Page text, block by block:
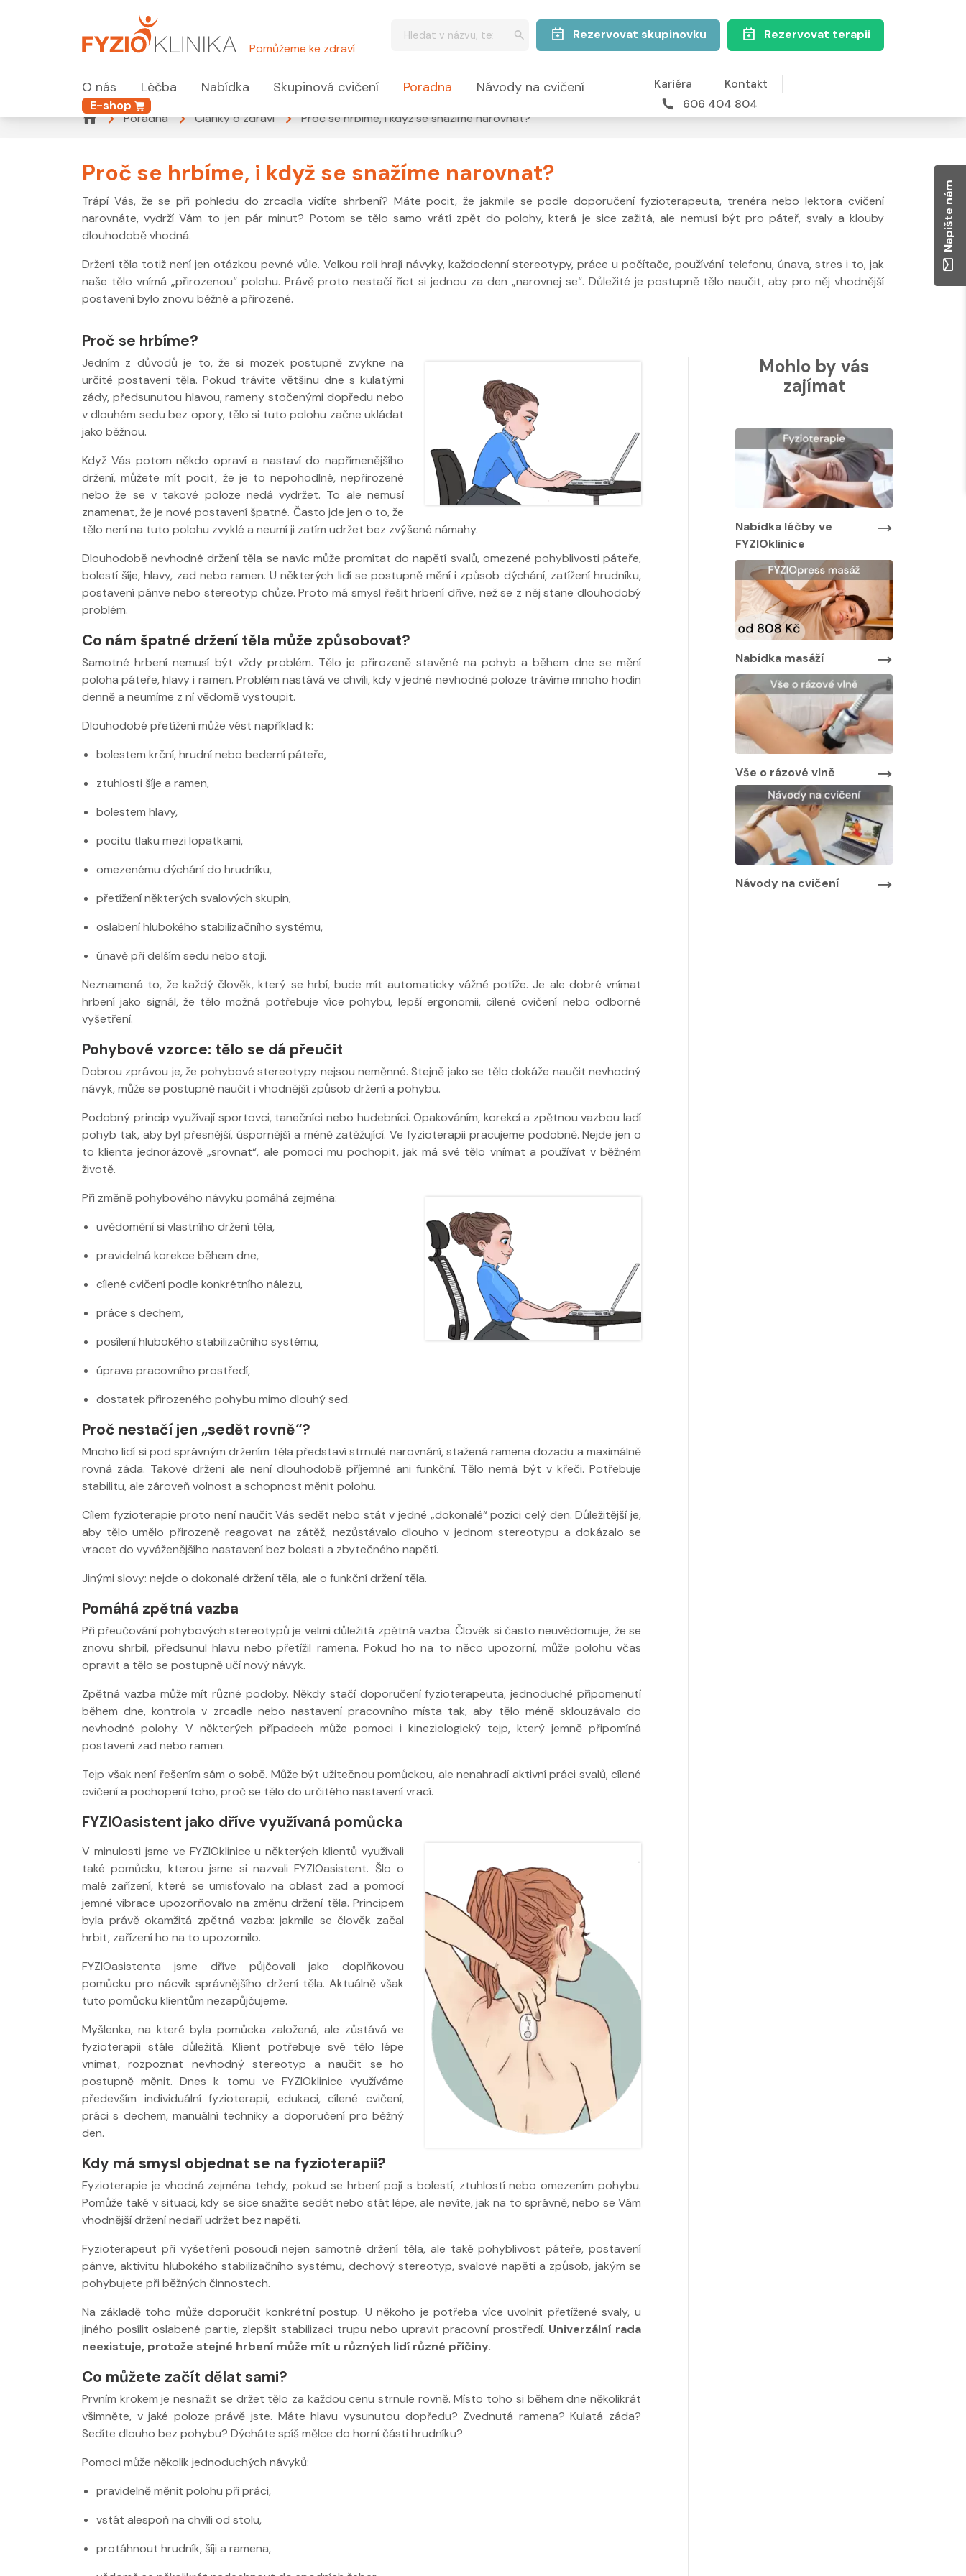
Pomůžeme ke zdraví
Rezervovat skupinovku Rezervovat terapii
O nás Léčba Nabídka Skupinová cvičení Poradna Návody na cvičení
E-shop
Kariéra
Kontakt
606 404 804
Poradna
Články o zdraví Proč se hrbíme, i když se snažíme narovnat?
Proč se hrbíme, i když se snažíme narovnat?
Trápí Vás, že se při pohledu do zrcadla vidíte shrbení? Máte pocit, že jakmile se podle doporučení fyzioterapeuta, trenéra nebo lektora cvičení
narovnáte, vydrží Vám to jen pár minut? Potom se tělo samo vrátí zpět do polohy, která je sice zažitá, ale nemusí být pro páteř, svaly a klouby
dlouhodobě vhodná.
Držení těla totiž není jen otázkou pevné vůle. Velkou roli hrají návyky, každodenní stereotypy, práce u počítače, používání telefonu, únava, stres i to, jak
naše tělo vnímá „přirozenou“ polohu. Právě proto nestačí říct si jednou za den „narovnej se“. Důležité je postupně tělo naučit, aby pro něj vhodnější
postavení bylo znovu běžné a přirozené.
Proč se hrbíme?
Jedním z důvodů je to, že si mozek postupně zvykne na
určité postavení těla. Pokud trávíte většinu dne s kulatými
zády, předsunutou hlavou, rameny stočenými dopředu nebo
v dlouhém sedu bez opory, tělo si tuto polohu začne ukládat
jako běžnou.
Když Vás potom někdo opraví a nastaví do napřímenějšího
držení, můžete mít pocit, že je to nepohodlné, nepřirozené
nebo že se v takové poloze nedá vydržet. To ale nemusí
znamenat, že je nové postavení špatné. Často jde jen o to, že
tělo není na tuto polohu zvyklé a neumí ji zatím udržet bez zvýšené námahy.
Dlouhodobě nevhodné držení těla se navíc může promítat do napětí svalů, omezené pohyblivosti páteře,
bolestí šíje, hlavy, zad nebo ramen. U některých lidí se postupně mění i způsob dýchání, zatížení hrudníku,
postavení pánve nebo stereotyp chůze. Proto má smysl řešit hrbení dříve, než se z něj stane dlouhodobý
problém.
Co nám špatné držení těla může způsobovat?
Samotné hrbení nemusí být vždy problém. Tělo je přirozeně stavěné na pohyb a během dne se mění
poloha páteře, hlavy i ramen. Problém nastává ve chvíli, kdy v jedné nevhodné poloze trávíme mnoho hodin
denně a neumíme z ní vědomě vystoupit.
Dlouhodobé přetížení může vést například k:
bolestem krční, hrudní nebo bederní páteře,
ztuhlosti šíje a ramen,
bolestem hlavy,
pocitu tlaku mezi lopatkami,
omezenému dýchání do hrudníku,
přetížení některých svalových skupin,
oslabení hlubokého stabilizačního systému,
únavě při delším sedu nebo stoji.
Neznamená to, že každý člověk, který se hrbí, bude mít automaticky vážné potíže. Je ale dobré vnímat
hrbení jako signál, že tělo možná potřebuje více pohybu, lepší ergonomii, cílené cvičení nebo odborné
vyšetření.
Pohybové vzorce: tělo se dá přeučit
Dobrou zprávou je, že pohybové stereotypy nejsou neměnné. Stejně jako se tělo dokáže naučit nevhodný
návyk, může se postupně naučit i vhodnější způsob držení a pohybu.
Podobný princip využívají sportovci, tanečníci nebo hudebníci. Opakováním, korekcí a zpětnou vazbou ladí
pohyb tak, aby byl přesnější, úspornější a méně zatěžující. Ve fyzioterapii pracujeme podobně. Nejde jen o
to klienta jednorázově „srovnat“, ale pomoci mu pochopit, jak má své tělo vnímat a používat v běžném
životě.
Při změně pohybového návyku pomáhá zejména:
uvědomění si vlastního držení těla,
pravidelná korekce během dne,
cílené cvičení podle konkrétního nálezu,
práce s dechem,
posílení hlubokého stabilizačního systému,
úprava pracovního prostředí,
dostatek přirozeného pohybu mimo dlouhý sed.
Proč nestačí jen „sedět rovně“?
Mnoho lidí si pod správným držením těla představí strnulé narovnání, stažená ramena dozadu a maximálně
rovná záda. Takové držení ale není dlouhodobě příjemné ani funkční. Tělo nemá být v křeči. Potřebuje
stabilitu, ale zároveň volnost a schopnost měnit polohu.
Cílem fyzioterapie proto není naučit Vás sedět nebo stát v jedné „dokonalé“ pozici celý den. Důležitější je,
aby tělo umělo přirozeně reagovat na zátěž, nezůstávalo dlouho v jednom stereotypu a dokázalo se
vracet do vyváženějšího nastavení bez bolesti a zbytečného napětí.
Jinými slovy: nejde o dokonalé držení těla, ale o funkční držení těla.
Pomáhá zpětná vazba
Při přeučování pohybových stereotypů je velmi důležitá zpětná vazba. Člověk si často neuvědomuje, že se
znovu shrbil, předsunul hlavu nebo přetížil ramena. Pokud ho na to něco upozorní, může polohu včas
opravit a tělo se postupně učí nový návyk.
Zpětná vazba může mít různé podoby. Někdy stačí doporučení fyzioterapeuta, jednoduché připomenutí
během dne, kontrola v zrcadle nebo nastavení pracovního místa tak, aby tělo méně sklouzávalo do
nevhodné polohy. V některých případech může pomoci i kineziologický tejp, který jemně připomíná
postavení zad nebo ramen.
Tejp však není řešením sám o sobě. Může být užitečnou pomůckou, ale nenahradí aktivní práci svalů, cílené
cvičení a pochopení toho, proč se tělo do určitého nastavení vrací.
FYZIOasistent jako dříve využívaná pomůcka
V minulosti jsme ve FYZIOklinice u některých klientů využívali
také pomůcku, kterou jsme si nazvali FYZIOasistent. Šlo o
malé zařízení, které se umisťovalo na oblast zad a pomocí
jemné vibrace upozorňovalo na změnu držení těla. Principem
byla právě okamžitá zpětná vazba: jakmile se člověk začal
hrbit, zařízení ho na to upozornilo.
FYZIOasistenta jsme dříve půjčovali jako doplňkovou
pomůcku pro nácvik správnějšího držení těla. Aktuálně však
tuto pomůcku klientům nezapůjčujeme.
Myšlenka, na které byla pomůcka založená, ale zůstává ve
fyzioterapii stále důležitá. Klient potřebuje své tělo lépe
vnímat, rozpoznat nevhodný stereotyp a naučit se ho
postupně měnit. Dnes k tomu ve FYZIOklinice využíváme
především individuální fyzioterapii, edukaci, cílené cvičení,
práci s dechem, manuální techniky a doporučení pro běžný
den.
Kdy má smysl objednat se na fyzioterapii?
Fyzioterapie je vhodná zejména tehdy, pokud se hrbení pojí s bolestí, ztuhlostí nebo omezením pohybu.
Pomůže také v situaci, kdy se sice snažíte sedět nebo stát lépe, ale nevíte, jak na to správně, nebo se Vám
vhodnější držení nedaří udržet bez napětí.
Fyzioterapeut při vyšetření posoudí nejen samotné držení těla, ale také pohyblivost páteře, postavení
pánve, aktivitu hlubokého stabilizačního systému, dechový stereotyp, svalové napětí a způsob, jakým se
pohybujete při běžných činnostech.
Na základě toho může doporučit konkrétní postup. U někoho je potřeba více uvolnit přetížené svaly, u
jiného posílit oslabené partie, zlepšit stabilizaci trupu nebo upravit pracovní prostředí. Univerzální rada
neexistuje, protože stejné hrbení může mít u různých lidí různé příčiny.
Co můžete začít dělat sami?
Prvním krokem je nesnažit se držet tělo za každou cenu strnule rovně. Místo toho si během dne několikrát
všimněte, v jaké poloze právě jste. Máte hlavu vysunutou dopředu? Zvednutá ramena? Kulatá záda?
Sedíte dlouho bez pohybu? Dýcháte spíš mělce do horní části hrudníku?
Pomoci může několik jednoduchých návyků:
pravidelně měnit polohu při práci,
vstát alespoň na chvíli od stolu,
protáhnout hrudník, šíji a ramena,
Mohlo by vás
zajímat
Nabídka léčby ve
FYZIOklinice
Nabídka léčby ve
FYZIOklinice
Nabídka léčby ve
Nabídka léčby ve
Nabídka masáží
Nabídka masáží
Nabídka masáží
Nabídka masáží
Nabídka masáží
Vše o rázové vlně
Návody na cvičení
Napište nám